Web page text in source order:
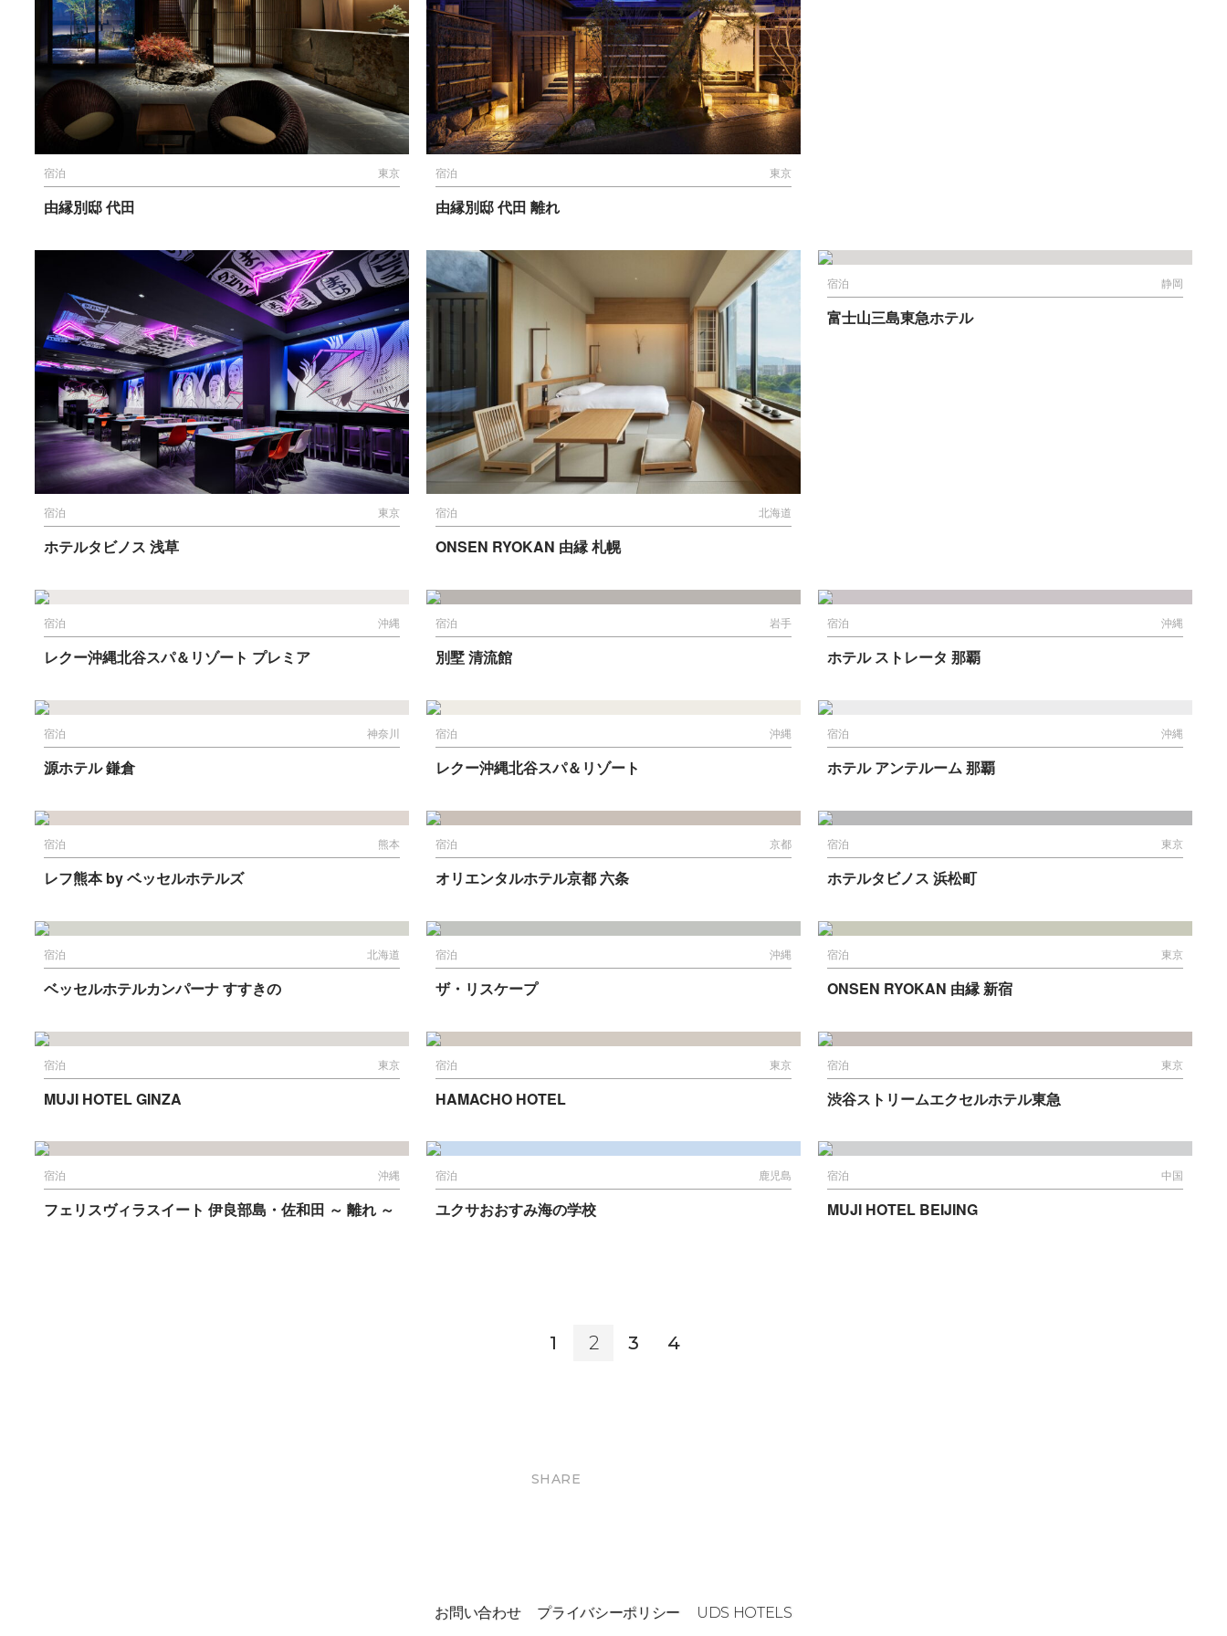
宿泊 東京
由縁別邸 代田
宿泊 東京
由縁別邸 代田 離れ
宿泊 東京
ホテルタビノス 浅草
宿泊 北海道
ONSEN RYOKAN 由縁 札幌
宿泊 静岡
富士山三島東急ホテル
宿泊 沖縄
レクー沖縄北谷スパ＆リゾート プレミア
宿泊 岩手
別墅 清流館
宿泊 沖縄
ホテル ストレータ 那覇
宿泊 神奈川
源ホテル 鎌倉
宿泊 沖縄
レクー沖縄北谷スパ＆リゾート
宿泊 沖縄
ホテル アンテルーム 那覇
宿泊 熊本
レフ熊本 by ベッセルホテルズ
宿泊 京都
オリエンタルホテル京都 六条
宿泊 東京
ホテルタビノス 浜松町
宿泊 北海道
ベッセルホテルカンパーナ すすきの
宿泊 沖縄
ザ・リスケープ
宿泊 東京
ONSEN RYOKAN 由縁 新宿
宿泊 東京
MUJI HOTEL GINZA
宿泊 東京
HAMACHO HOTEL
宿泊 東京
渋谷ストリームエクセルホテル東急
宿泊 沖縄
フェリスヴィラスイート 伊良部島・佐和田 ～ 離れ ～
宿泊 鹿児島
ユクサおおすみ海の学校
宿泊 中国
MUJI HOTEL BEIJING
1 2 3 4
SHARE
お問い合わせ プライバシーポリシー UDS HOTELS